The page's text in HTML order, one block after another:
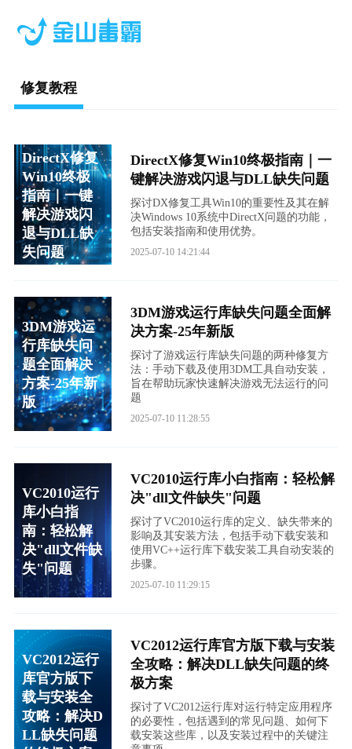
修复教程
DirectX修复
Win10终极
指南｜一键
解决游戏闪
退与DLL缺
失问题
DirectX修复Win10终极指南｜一
键解决游戏闪退与DLL缺失问题
探讨DX修复工具Win10的重要性及其在解
决Windows 10系统中DirectX问题的功能，
包括安装指南和使用优势。
2025-07-10 14:21:44
3DM游戏运
行库缺失问
题全面解决
方案-25年新
版
3DM游戏运行库缺失问题全面解
决方案-25年新版
探讨了游戏运行库缺失问题的两种修复方
法：手动下载及使用3DM工具自动安装，
旨在帮助玩家快速解决游戏无法运行的问
题
2025-07-10 11:28:55
VC2010运行
库小白指
南：轻松解
决"dll文件缺
失"问题
VC2010运行库小白指南：轻松解
决"dll文件缺失"问题
探讨了VC2010运行库的定义、缺失带来的
影响及其安装方法，包括手动下载安装和
使用VC++运行库下载安装工具自动安装的
步骤。
2025-07-10 11:29:15
VC2012运行
库官方版下
载与安装全
攻略：解决D
LL缺失问题
VC2012运行库官方版下载与安装
全攻略：解决DLL缺失问题的终
极方案
探讨了VC2012运行库对运行特定应用程序
的必要性，包括遇到的常见问题、如何下
载安装这些库，以及安装过程中的关键注